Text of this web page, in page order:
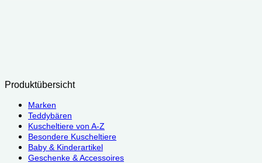
Produktübersicht
Marken
Teddybären
Kuscheltiere von A-Z
Besondere Kuscheltiere
Baby & Kinderartikel
Geschenke & Accessoires